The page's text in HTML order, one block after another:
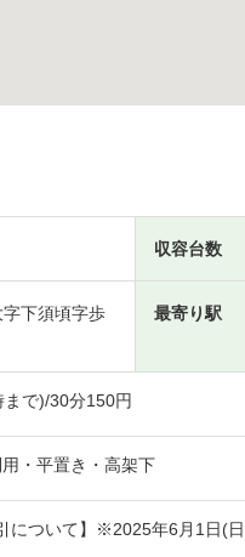
収容台数
下須頃字歩
最寄り駅
で)/30分150円
・平置き・高架下
について】※2025年6月1日(